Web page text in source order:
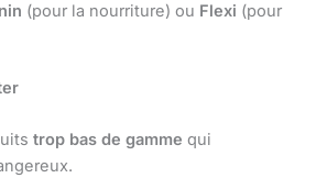
(pour la nourriture) ou Flexi (pour
trop bas de gamme qui